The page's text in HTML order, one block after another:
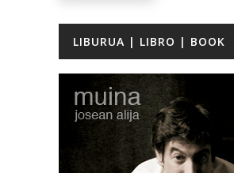
LIBURUA | LIBRO | BOOK